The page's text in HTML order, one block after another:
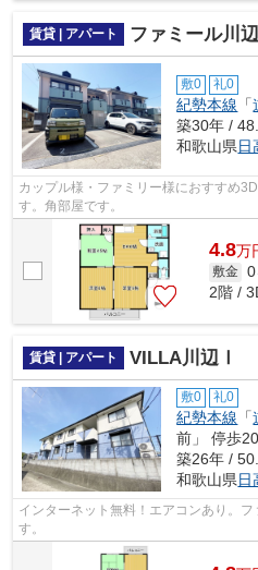
賃貸 | アパート ファミール川辺
敷0 礼0
紀勢本線 「
築30年 /
和歌山県日
カップル様・ファミリー様におすすめ
す。角部屋です。
4.8万
敷金 0
2階 /
賃貸 | アパート VILLA川辺Ⅰ
敷0 礼0
紀勢本線 「
前」 停歩
築26年 /
和歌山県日
インターネット無料！エアコンあり。
す。